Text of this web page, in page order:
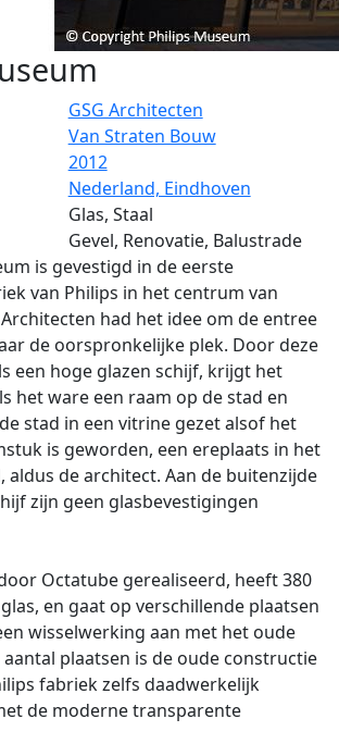
GSG Architecten
Van Straten Bouw
2012
Nederland, Eindhoven
Glas, Staal
Gevel, Renovatie, Balustrade
is gevestigd in de eerste
van Philips in het centrum van
Architecten had het idee om de entree
de oorspronkelijke plek. Door deze
een hoge glazen schijf, krijgt het
het ware een raam op de stad en
stad in een vitrine gezet alsof het
is geworden, een ereplaats in het
aldus de architect. Aan de buitenzijde
zijn geen glasbevestigingen
Octatube gerealiseerd, heeft 380
en gaat op verschillende plaatsen
wisselwerking aan met het oude
plaatsen is de oude constructie
fabriek zelfs daadwerkelijk
de moderne transparente